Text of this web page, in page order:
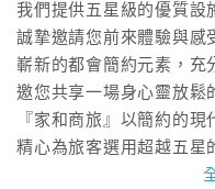
特
色
民
宿
我們提供五星級的優質設
誠摯邀請您前來體驗與感
嶄新的都會簡約元素，充
邀您共享一場身心靈放鬆
『家和商旅』以簡約的現
精心為旅客選用超越五星
設有精緻美食料理，提供